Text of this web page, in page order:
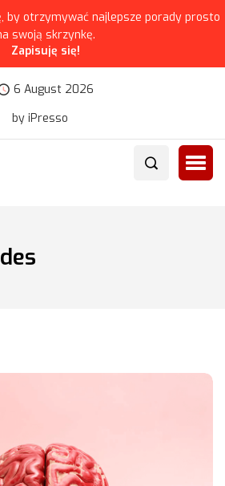
by otrzymywać najlepsze porady prosto
swoją skrzynkę.
Zapisuję się!
6 August 2026
by iPresso